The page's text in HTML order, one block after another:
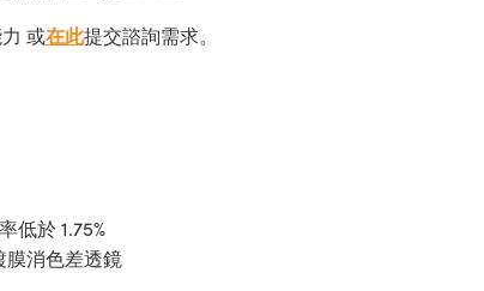
或在此提交諮詢需求。
低於 1.75%
膜消色差透鏡